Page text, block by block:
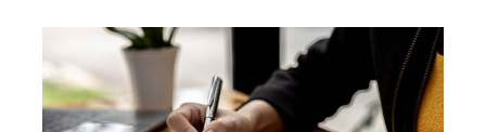
Guía
clara
para
entender